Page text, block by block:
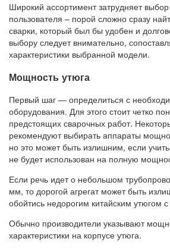
Широкий ассортимент затрудняет
пользователя – порой сложно сразу
сварки, который был бы удобен и
выбору следует внимательно,
характеристики выбранной модели.
Мощность утюга
Первый шаг — определиться с
оборудования. Для этого стоит четко
предстоящих сварочных работ.
рекомендуют выбирать аппараты
но это может быть излишним, если
не будет использован на полную
Если речь идет о небольшом
мм, то дорогой агрегат может быть
обойтись недорогим китайским утюгом
Обычно производители указывают
характеристики на корпусе утюга.